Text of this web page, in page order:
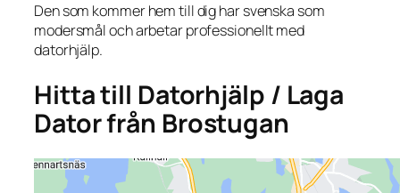
Den som kommer hem till dig har svenska som
modersmål och arbetar professionellt med
datorhjälp.
Hitta till Datorhjälp / Laga
Dator från Brostugan